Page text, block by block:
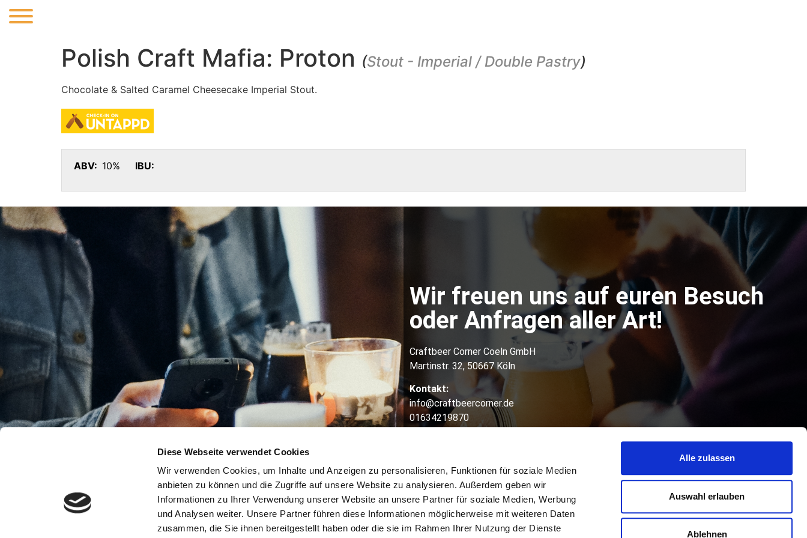
Diese Webseite verwendet Cookies
Wir verwenden Cookies, um Inhalte und Anzeigen zu personalisieren, Funktionen für soziale Medien
anbieten zu können und die Zugriffe auf unsere Website zu analysieren. Außerdem geben wir
Informationen zu Ihrer Verwendung unserer Website an unsere Partner für soziale Medien, Werbung
und Analysen weiter. Unsere Partner führen diese Informationen möglicherweise mit weiteren Daten
zusammen, die Sie ihnen bereitgestellt haben oder die sie im Rahmen Ihrer Nutzung der Dienste
Alle zulassen
Auswahl erlauben
Ablehnen
Polish Craft Mafia: Proton (Stout - Imperial / Double Pastry)
Chocolate & Salted Caramel Cheesecake Imperial Stout.
ABV: 10% IBU:
Wir freuen uns auf euren Besuch
oder Anfragen aller Art!
Craftbeer Corner Coeln GmbH
Martinstr. 32, 50667 Köln
Kontakt:
info@craftbeercorner.de
01634219870
Disclaimer